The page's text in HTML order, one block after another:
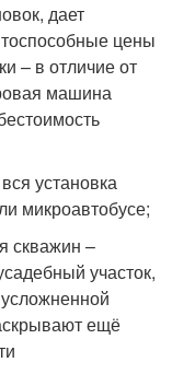
дает
цены
– в отличие от
машина
установка
микроавтобусе;
скважин –
участок,
ещё